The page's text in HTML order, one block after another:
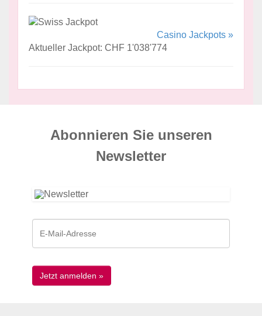
Casino Jackpots »
Aktueller Jackpot: CHF 1'038'774
Abonnieren Sie unseren
News­letter